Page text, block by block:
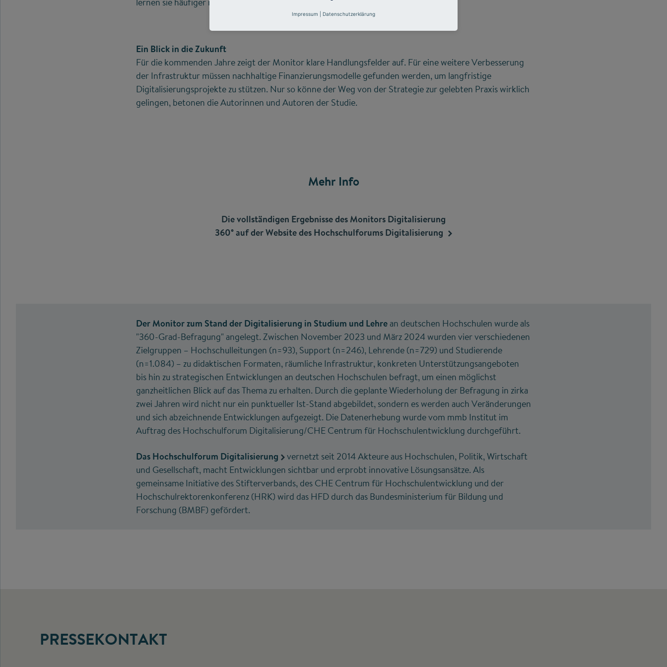
Ein Blick in die Zukunft
Für die kommenden Jahre zeigt der Monitor klare Handlungsfelder auf. Für eine weitere Verbesserung
der Infrastruktur müssen nachhaltige Finanzierungsmodelle gefunden werden, um langfristige
Digitalisierungsprojekte zu stützen. Nur so könne der Weg von der Strategie zur gelebten Praxis wirklich
gelingen, betonen die Autorinnen und Autoren der Studie.
Mehr Info
Die vollständigen Ergebnisse des Monitors Digitalisierung
360° auf der Website des Hochschulforums Digitalisierung
Der Monitor zum Stand der Digitalisierung in Studium und Lehre an deutschen Hochschulen wurde als
"360-Grad-Befragung" angelegt. Zwischen November 2023 und März 2024 wurden vier verschiedenen
Zielgruppen – Hochschulleitungen (n=93), Support (n=246), Lehrende (n=729) und Studierende
(n=1.084) – zu didaktischen Formaten, räumliche Infrastruktur, konkreten Unterstützungsangeboten
bis hin zu strategischen Entwicklungen an deutschen Hochschulen befragt, um einen möglichst
ganzheitlichen Blick auf das Thema zu erhalten. Durch die geplante Wiederholung der Befragung in zirka
zwei Jahren wird nicht nur ein punktueller Ist-Stand abgebildet, sondern es werden auch Veränderungen
und sich abzeichnende Entwicklungen aufgezeigt. Die Datenerhebung wurde vom mmb Institut im
Auftrag des Hochschulforum Digitalisierung/CHE Centrum für Hochschulentwicklung durchgeführt.
Das Hochschulforum Digitalisierung
vernetzt seit 2014 Akteure aus Hochschulen, Politik, Wirtschaft
und Gesellschaft, macht Entwicklungen sichtbar und erprobt innovative Lösungsansätze. Als
gemeinsame Initiative des Stifterverbands, des CHE Centrum für Hochschulentwicklung und der
Hochschulrektorenkonferenz (HRK) wird das HFD durch das Bundesministerium für Bildung und
Forschung (BMBF) gefördert.
PRESSEKONTAKT
Impressum Datenschutzerklärung